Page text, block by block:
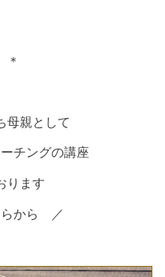
母親として
チングの講座
ります
から ／